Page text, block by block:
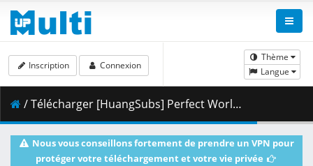
Thème
Langue
Inscription Connexion
/ Télécharger [HuangSubs] Perfect World_132 [4K HEVC].mkv.001 ( 414.73 MB )
Nous vous conseillons fortement de prendre un VPN pour
protéger votre téléchargement et votre vie privée